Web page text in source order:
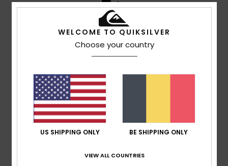
5/5
Confort: 5/5 Taille: Taille parfaiteMatière: 5/5 Coloris
Je recommande ce produit
5
WELCOME TO QUIKSILVER
Choose your country
US SHIPPING ONLY BE SHIPPING ONLY
VIEW ALL COUNTRIES